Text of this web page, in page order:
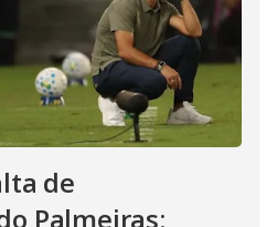
de
Palmeiras: